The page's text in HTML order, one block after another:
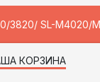
3820/ SL-M4020/
КОРЗИНА